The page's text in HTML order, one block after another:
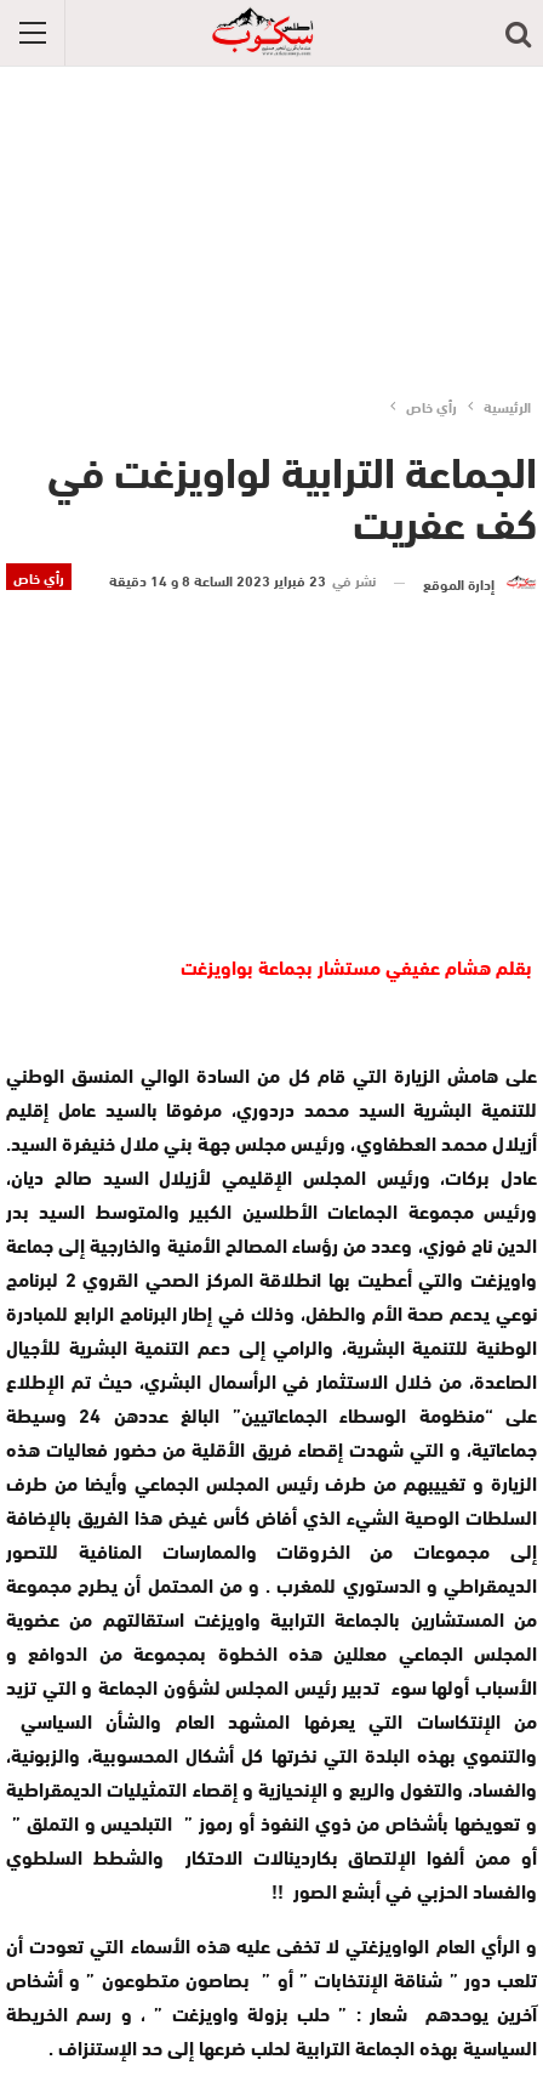
الرئيسية رأي خاص
الجماعة الترابية لواويزغت في
كف عفريت‎‎
رأي خاص إدارة الموقع نشر في 23 فبراير 2023 الساعة 8 و 14 دقيقة
بقلم هشام عفيفي مستشار بجماعة بواويزغت
على هامش الزيارة التي قام كل من السادة الوالي المنسق الوطني
للتنمية البشرية السيد محمد دردوري، مرفوقا بالسيد عامل إقليم
أزيلال محمد العطفاوي، ورئيس مجلس جهة بني ملال خنيفرة السيد.
عادل بركات، ورئيس المجلس الإقليمي لأزيلال السيد صالح ديان،
ورئيس مجموعة الجماعات الأطلسين الكبير والمتوسط السيد بدر
الدين ناج فوزي، وعدد من رؤساء المصالح الأمنية والخارجية إلى جماعة
واويزغت والتي أعطيت بها انطلاقة المركز الصحي القروي 2 لبرنامج
نوعي يدعم صحة الأم والطفل، وذلك في إطار البرنامج الرابع للمبادرة
الوطنية للتنمية البشرية، والرامي إلى دعم التنمية البشرية للأجيال
الصاعدة، من خلال الاستثمار في الرأسمال البشري، حيث تم الإطلاع
على “منظومة الوسطاء الجماعاتيين” البالغ عددهن 24 وسيطة
جماعاتية، و التي شهدت إقصاء فريق الأقلية من حضور فعاليات هذه
الزيارة و تغييبهم من طرف رئيس المجلس الجماعي وأيضا من طرف
السلطات الوصية الشيء الذي أفاض كأس غيض هذا الفريق بالإضافة
إلى مجموعات من الخروقات والممارسات المنافية للتصور
الديمقراطي و الدستوري للمغرب . و من المحتمل أن يطرح مجموعة
من المستشارين بالجماعة الترابية واويزغت استقالتهم من عضوية
المجلس الجماعي معللين هذه الخطوة بمجموعة من الدوافع و
الأسباب أولها سوء تدبير رئيس المجلس لشؤون الجماعة و التي تزيد
من الإنتكاسات التي يعرفها المشهد العام والشأن السياسي
والتنموي بهذه البلدة التي نخرتها كل أشكال المحسوبية، والزبونية،
والفساد، والتغول والريع و الإنحيازية و إقصاء التمثيليات الديمقراطية
و تعويضها بأشخاص من ذوي النفوذ أو رموز ” التبلحيس و التملق ”
أو ممن ألفوا الإلتصاق بكاردينالات الاحتكار والشطط السلطوي
والفساد الحزبي في أبشع الصور !!
و الرأي العام الواويزغتي لا تخفى عليه هذه الأسماء التي تعودت أن
تلعب دور ” شناقة الإنتخابات ” أو ” بصاصون متطوعون ” و أشخاص
آخرين يوحدهم شعار : ” حلب بزولة واويزغت ” ، و رسم الخريطة
السياسية بهذه الجماعة الترابية لحلب ضرعها إلى حد الإستنزاف .